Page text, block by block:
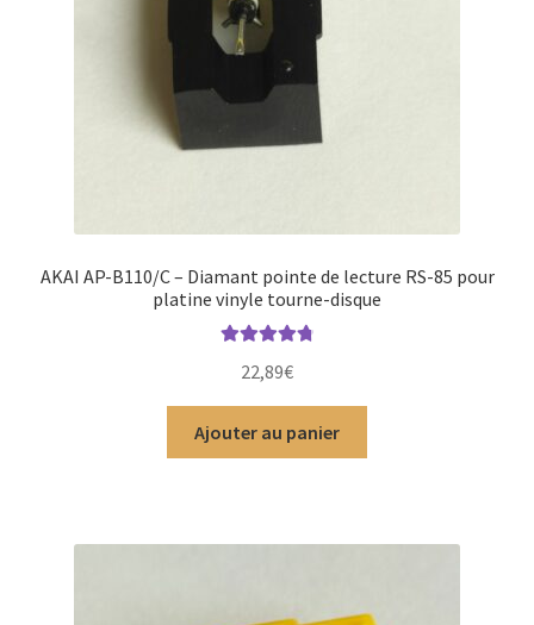
AKAI AP-B110/C – Diamant pointe de lecture RS-85 pour
platine vinyle tourne-disque
sur 5
22,89€
Ajouter au panier